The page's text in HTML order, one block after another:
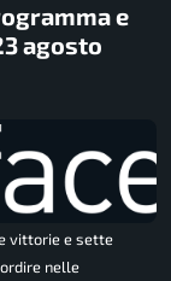
e
agosto
vittorie e sette
nelle